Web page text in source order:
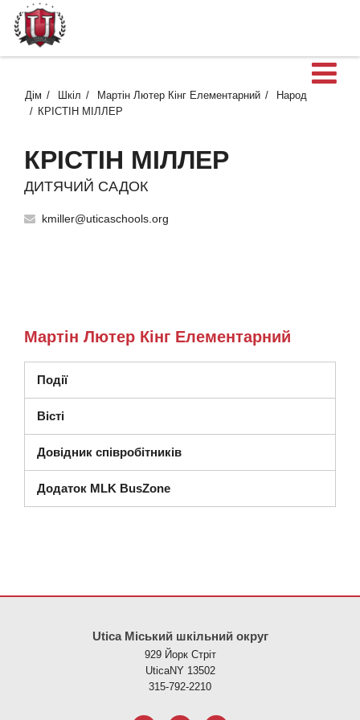
Дім Шкіл Мартін Лютер Кінг Елементарний
Народ
КРІСТІН МІЛЛЕР
КРІСТІН МІЛЛЕР
ДИТЯЧИЙ САДОК
kmiller@uticaschools.org
Мартін Лютер Кінг Елементарний
Події
Вісті
Довідник співробітників
Додаток MLK BusZone
Utica Міський шкільний округ
929 Йорк Стріт
UticaNY 13502
315-792-2210